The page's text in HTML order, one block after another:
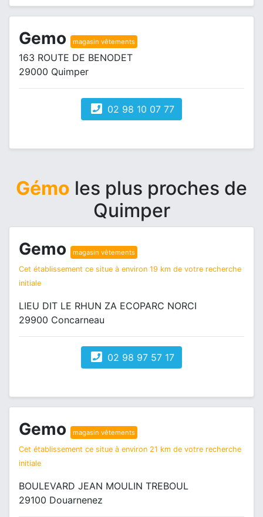
Gemo magasin vêtements
163 ROUTE DE BENODET
29000 Quimper
02 98 10 07 77
Gémo les plus proches de
Quimper
Gemo magasin vêtements
Cet établissement ce situe à environ 19 km de votre recherche
initiale
LIEU DIT LE RHUN ZA ECOPARC NORCI
29900 Concarneau
02 98 97 57 17
Gemo magasin vêtements
Cet établissement ce situe à environ 21 km de votre recherche
initiale
BOULEVARD JEAN MOULIN TREBOUL
29100 Douarnenez